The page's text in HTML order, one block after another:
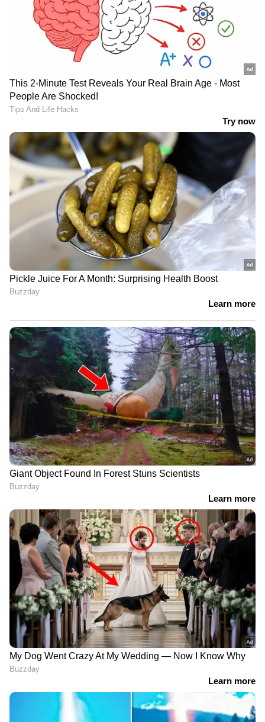
അറേബ്യയുടെ പബ്ലിക് സെക്യൂരിറ്റി വിഭാഗം
അറിയിച്ചു. പെര്‍മിറ്റില്ലാതെ സൗദി - ഖത്തര്‍
അതിര്‍ത്തിയില്‍ എത്തുന്ന എല്ലാ വാഹനങ്ങളും
തിരിച്ചയക്കുമെന്നും അറിയിപ്പില്‍ പറയുന്നു.
പെര്‍മിറ്റെടുക്കാതെ എത്തിയ നിരവധിപ്പേര്‍ക്ക്
ഖത്തറില്‍ പ്രവേശിക്കാന്‍ അനുമതി ലഭിക്കാതെ
മടങ്ങിപ്പോകേണ്ടി വന്ന സാഹചര്യത്തിലാണ്
കർശന ജാമ്യ വ്യവസ്ഥകൾ ജാമ്യം
നിഷേധിക്കുന്നതിന് തുല്ല്യമാണെന്ന്
സുപ്രീംകോടതി | Supreme Court
സംസ്ഥാന വിഷയങ്ങളെക്കുറിച്ചുള്ള
ചോദ്യങ്ങൾക്ക് കൈകൂപ്പി
വേണുഗോപാൽ എംപി |KC
Venugopal